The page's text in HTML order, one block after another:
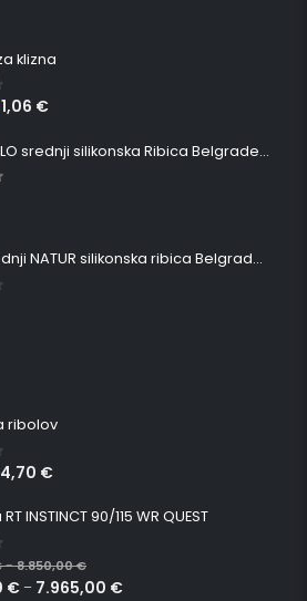
klizna
5
1,06 €
Šetač HOLO srednji silikonska Ribica Belgrade Walker
of 5
Šetač srednji NATUR silikonska ribica Belgrade Walker
5
ribolov
5
4,70 €
INSTINCT 90/115 WR QUEST
5
–8.850,00€
€ – 7.965,00 €